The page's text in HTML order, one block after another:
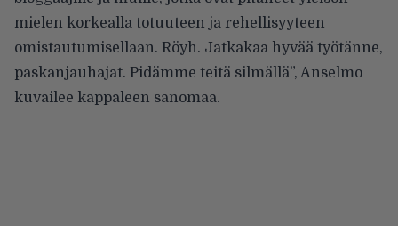
mielen korkealla totuuteen ja rehellisyyteen
omistautumisellaan. Röyh. Jatkakaa hyvää työtänne,
paskanjauhajat. Pidämme teitä silmällä”, Anselmo
kuvailee kappaleen sanomaa.